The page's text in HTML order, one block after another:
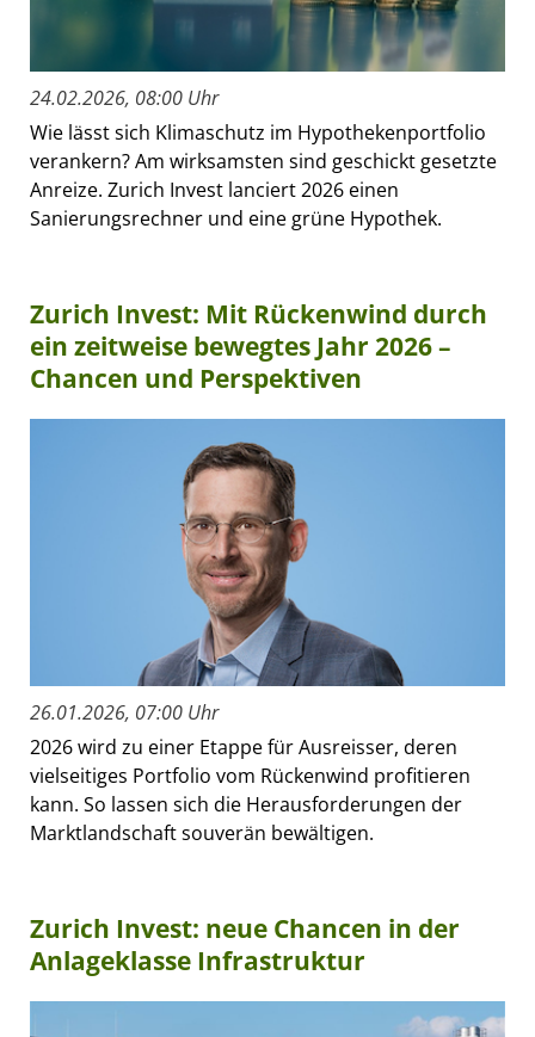
24.02.2026, 08:00 Uhr
Wie lässt sich Klimaschutz im Hypothekenportfolio
verankern? Am wirksamsten sind geschickt gesetzte
Anreize. Zurich Invest lanciert 2026 einen
Sanierungsrechner und eine grüne Hypothek.
Zurich Invest: Mit Rückenwind durch
ein zeitweise bewegtes Jahr 2026 –
Chancen und Perspektiven
26.01.2026, 07:00 Uhr
2026 wird zu einer Etappe für Ausreisser, deren
vielseitiges Portfolio vom Rückenwind profitieren
kann. So lassen sich die Herausforderungen der
Marktlandschaft souverän bewältigen.
Zurich Invest: neue Chancen in der
Anlageklasse Infrastruktur